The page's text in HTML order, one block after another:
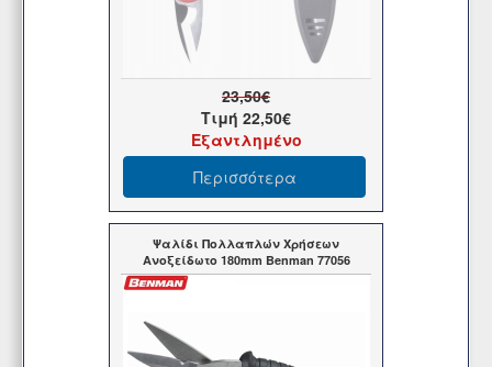
23,50€
Τιμή 22,50€
Εξαντλημένο
Περισσότερα
Ψαλίδι Πολλαπλών Χρήσεων
Ανοξείδωτο 180mm Benman 77056